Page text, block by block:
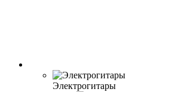
Электрогитары